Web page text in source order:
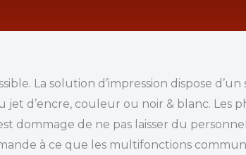
La solution d’impression dispose
jet d’encre, couleur ou noir & blanc. Les
dommage de ne pas laisser du
à ce que les multifonctions